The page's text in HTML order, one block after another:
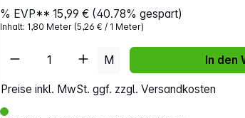
% EVP**15,99 € (40.78% gespart)
Inhalt: 1,80 Meter (5,26 € / 1 Meter)
Preise inkl. MwSt. ggf. zzgl. Versandkosten
Artikel Anzahl: Gib den
M In den